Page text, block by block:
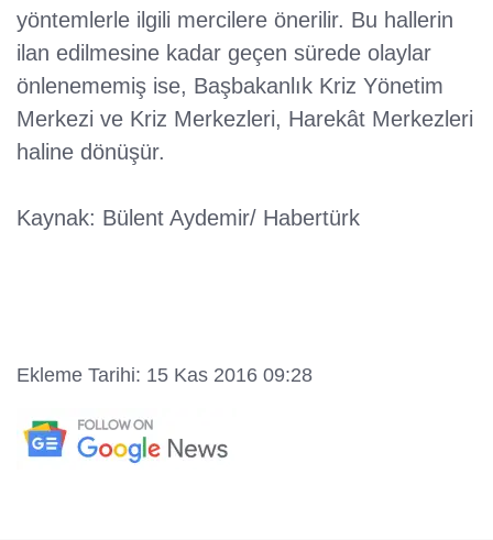
yöntemlerle ilgili mercilere önerilir. Bu hallerin
ilan edilmesine kadar geçen sürede olaylar
önlenememiş ise, Başbakanlık Kriz Yönetim
Merkezi ve Kriz Merkezleri, Harekât Merkezleri
haline dönüşür.
Kaynak: Bülent Aydemir/ Habertürk
Ekleme Tarihi: 15 Kas 2016 09:28